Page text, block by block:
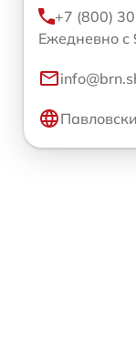
+7 (800)
Ежедневно с